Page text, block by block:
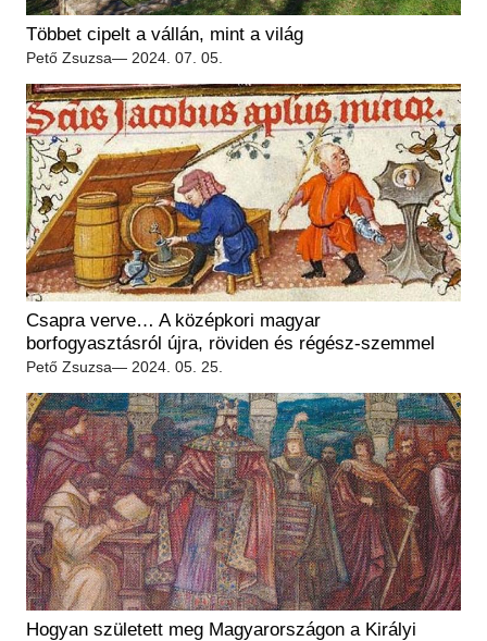
Régészet
Tagintézmények
Felnőttképzés
Közérdekű adatok
Képcsarnok
Történeti Fényképtár
Éremtár
Adattár
Központi Könyvtár
Többet cipelt a vállán, mint a világ
Pető Zsuzsa— 2024. 07. 05.
Csapra verve… A középkori magyar
borfogyasztásról újra, röviden és régész-szemmel
Pető Zsuzsa— 2024. 05. 25.
Hogyan született meg Magyarországon a Királyi